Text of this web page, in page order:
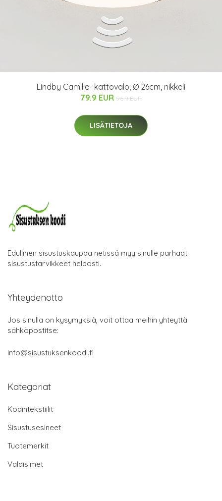
Lindby Camille -kattovalo, Ø 26cm, nikkeli
79.9 EUR 96.9 EUR
LISÄTIETOJA
Edullinen sisustuskauppa netissä myy sinulle parhaat
sisustustarvikkeet helposti.
Yhteydenotto
Jos sinulla on kysymyksiä, voit ottaa meihin yhteyttä
sähköpostitse:
info@sisustuksenkoodi.fi
Kategoriat
Kodintekstiilit
Sisustusesineet
Tuotemerkit
Valaisimet